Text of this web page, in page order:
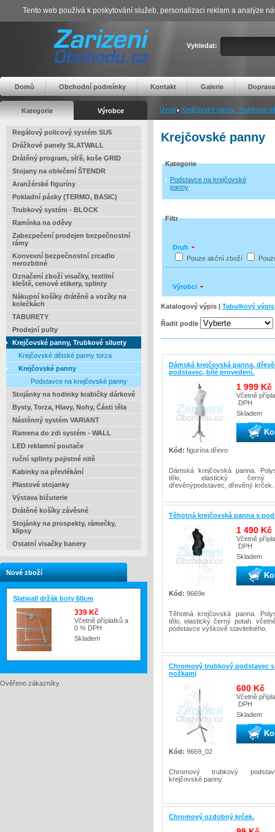
Vyhledat:
Domů Obchodní podmínky Kontakt Galerie Doprava
Kategorie Výrobce Úvod Krejčovské panny, Trubkové
Regálový policový systém SU5
Drážkové panely SLATWALL
Drátěný program, síťě, koše GRID
Stojany na oblečení ŠTENDR
Aranžérské figuríny
Pokladní pásky (TERMO, BASIC)
Trubkový systém - BLOCK
Ramínka na oděvy
Zabezpečení prodejen bezpečnostní
rámy
Konvexní bezpečnostní zrcadlo
nerozbitné
Označení zboží visačky, textilní
kleště, cenové etikety, splinty
Nákupní košíky drátěné a vozíky na
kolečkách
TABURETY
Prodejní pulty
Krejčovské panny, Trubkové siluety
Krejčovské dětské panny torza
Krejčovské panny
Podstavce na krejčovské panny
Stojánky na hodinky krabičky dárkové
Bysty, Torza, Hlavy, Nohy, Části těla
Nástěnný systém VARIANT
Ramena do zdi systém - WALL
LED reklamní poutače
ruční splinty pojistné nitě
Kabinky na převlékání
Plastové stojanky
Výstava bižuterie
Drátěné košíky závěsné
Stojánky na prospekty, rámečky,
klipsy
Ostatní visačky banery
Nové zboží
Slatwall držák boty 60cm
339 Kč
Včetně příplatků a
0 % DPH
Skladem
Ověřeno zákazníky
Krejčovské panny
Kategorie
Podstavce na krejčovské
panny
Filtr
Druh
Pouze akční zboží
Výrobci
Katalogový výpis | Tabulkový výpis
Řadit podle
Dámská krejčovská panna,
podstavec, bílé provedení.
1 999 Kč
Včetně
DPH
Skladem
Kód: figurína dřevo
Dámská krejčovská panna.
tělo, elastický černý
dřevěnýpodstavec, dřevěný krček.
Těhotná krejčovská panna s
1 490 Kč
Včetně
DPH
Skladem
Kód: 9669e
Těhotná krejčovská panna.
tělo, elastický černý potah.
podstavce výškově stavitelného.
Chromový trubkový podstavec s
nožkami
600 Kč
Včetně
DPH
Skladem
Kód: 9669_02
Chromový trubkový
krejčovské panny.
Chromový ozdobný krček.
Tento web používá k poskytování služeb, personalizaci reklam a analýze